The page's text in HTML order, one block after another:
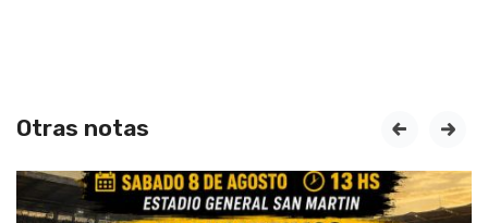
Otras notas prev next